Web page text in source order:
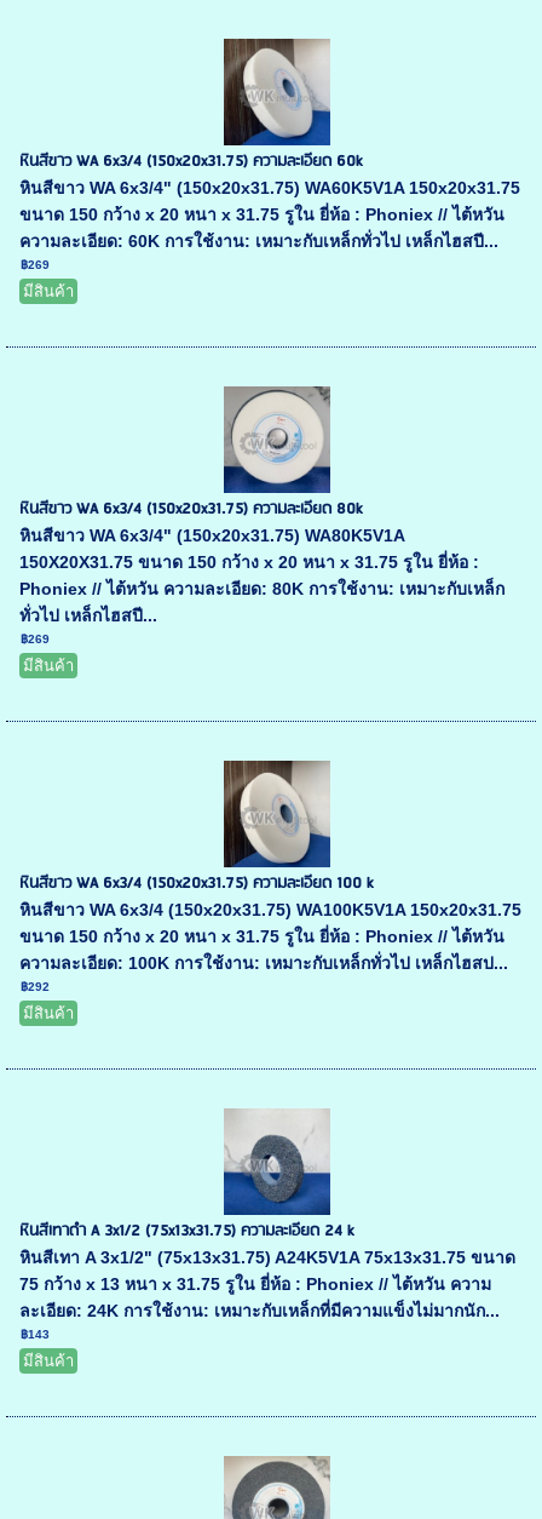
หินสีขาว WA 6x3/4 (150x20x31.75) ความละเอียด 60k
หินสีขาว WA 6x3/4" (150x20x31.75) WA60K5V1A 150x20x31.75
ขนาด 150 กว้าง x 20 หนา x 31.75 รูใน ยี่ห้อ : Phoniex // ไต้หวัน
ความละเอียด: 60K การใช้งาน: เหมาะกับเหล็กทั่วไป เหล็กไฮสปี...
฿269
มีสินค้า
หินสีขาว WA 6x3/4 (150x20x31.75) ความละเอียด 80k
หินสีขาว WA 6x3/4" (150x20x31.75) WA80K5V1A
150X20X31.75 ขนาด 150 กว้าง x 20 หนา x 31.75 รูใน ยี่ห้อ :
Phoniex // ไต้หวัน ความละเอียด: 80K การใช้งาน: เหมาะกับเหล็ก
ทั่วไป เหล็กไฮสปี...
฿269
มีสินค้า
หินสีขาว WA 6x3/4 (150x20x31.75) ความละเอียด 100 k
หินสีขาว WA 6x3/4 (150x20x31.75) WA100K5V1A 150x20x31.75
ขนาด 150 กว้าง x 20 หนา x 31.75 รูใน ยี่ห้อ : Phoniex // ไต้หวัน
ความละเอียด: 100K การใช้งาน: เหมาะกับเหล็กทั่วไป เหล็กไฮสป...
฿292
มีสินค้า
หินสีเทาดำ A 3x1/2 (75x13x31.75) ความละเอียด 24 k
หินสีเทา A 3x1/2" (75x13x31.75) A24K5V1A 75x13x31.75 ขนาด
75 กว้าง x 13 หนา x 31.75 รูใน ยี่ห้อ : Phoniex // ไต้หวัน ความ
ละเอียด: 24K การใช้งาน: เหมาะกับเหล็กที่มีความแข็งไม่มากนัก...
฿143
มีสินค้า